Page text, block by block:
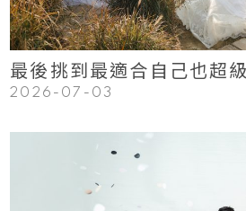
最後挑到最適合自己也超
2026-07-03